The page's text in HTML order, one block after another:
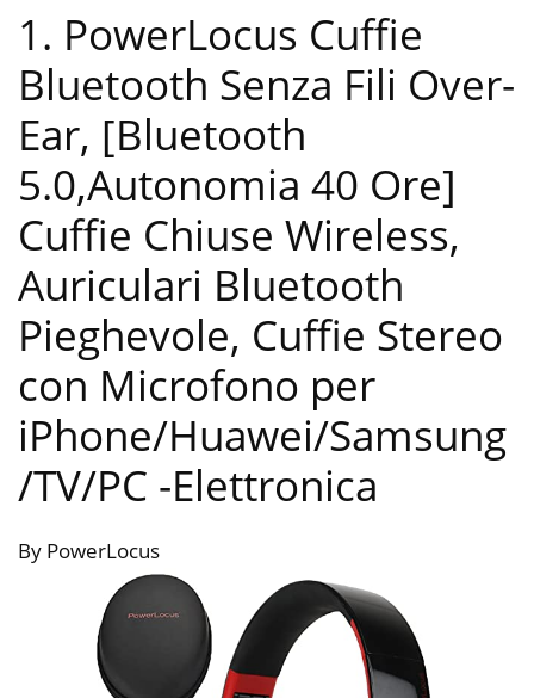
1. PowerLocus Cuffie
Bluetooth Senza Fili Over-
Ear, [Bluetooth
5.0,Autonomia 40 Ore]
Cuffie Chiuse Wireless,
Auriculari Bluetooth
Pieghevole, Cuffie Stereo
con Microfono per
iPhone/Huawei/Samsung
/TV/PC -Elettronica
By PowerLocus